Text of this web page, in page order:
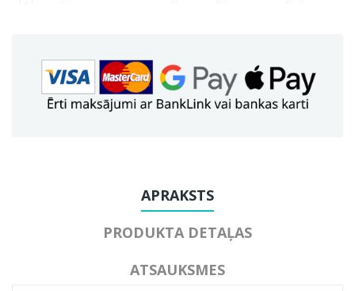
APRAKSTS
PRODUKTA DETAĻAS
ATSAUKSMES